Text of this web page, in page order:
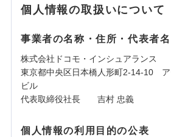
個人情報の取扱いについて
事業者の名称・住所・代表者名
株式会社ドコモ・インシュアランス
東京都中央区日本橋人形町2-14-10 ア
ビル
代表取締役社長 吉村 忠義
個人情報の利用目的の公表